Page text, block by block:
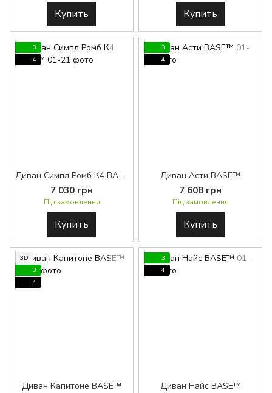
Купить Купить
3
4
Диван Симпл Ромб К4 BASE™
7 030 грн
Під замовлення
Купить
3
4
Диван Асти BASE™
7 608 грн
Під замовлення
Купить
3D
3
4
Диван Капитоне BASE™
3
4
Диван Найс BASE™